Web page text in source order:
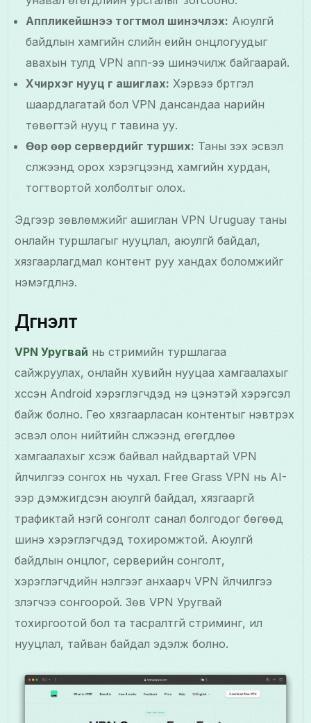
Аппликейшнээ тогтмол шинэчлэх: Аюулгүй
байдлын хамгийн сүүлийн үеийн онцлогуудыг
авахын тулд VPN апп-ээ шинэчилж байгаарай.
Хүчирхэг нууц үг ашиглах: Хэрвээ бүртгэл
шаардлагатай бол VPN дансандаа нарийн
төвөгтэй нууц үг тавина уу.
Өөр өөр серверүүдийг турших: Таны үзэх эсвэл
сүлжээнд орох хэрэгцээнд хамгийн хурдан,
тогтвортой холболтыг олох.
Эдгээр зөвлөмжийг ашиглан VPN Uruguay таны
онлайн туршлагыг нууцлал, аюулгүй байдал,
хязгаарлагдмал контент руу хандах боломжийг
нэмэгдүүлнэ.
Дүгнэлт
VPN Уругвай нь стримийн туршлагаа
сайжруулах, онлайн хувийн нууцаа хамгаалахыг
хүссэн Android хэрэглэгчдэд үнэ цэнэтэй хэрэгсэл
байж болно. Гео хязгаарласан контентыг нэвтрэх
эсвэл олон нийтийн сүлжээнд өгөгдлөө
хамгаалахыг хүсэж байвал найдвартай VPN
үйлчилгээ сонгох нь чухал. Free Grass VPN нь AI-
ээр дэмжигдсэн аюулгүй байдал, хязгааргүй
трафиктай үнэгүй сонголт санал болгодог бөгөөд
шинэ хэрэглэгчдэд тохиромжтой. Аюулгүй
байдлын онцлог, серверийн сонголт,
хэрэглэгчдийн үнэлгээг анхаарч VPN үйлчилгээ
үзүүлэгчээ сонгоорой. Зөв VPN Уругвай
тохиргоотой бол та тасралтгүй стриминг, илүү
нууцлал, тайван байдал эдэлж болно.